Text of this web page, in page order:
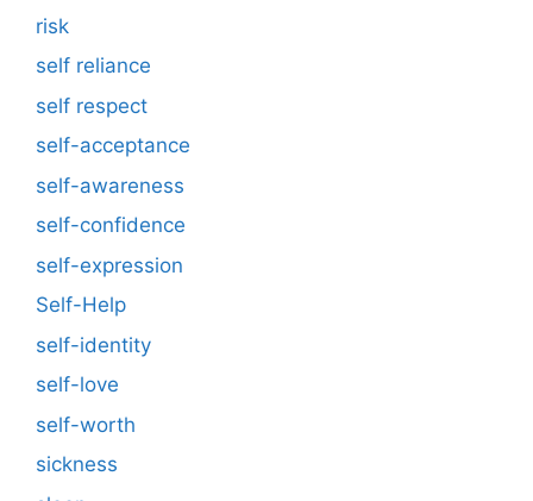
risk
self reliance
self respect
self-acceptance
self-awareness
self-confidence
self-expression
Self-Help
self-identity
self-love
self-worth
sickness